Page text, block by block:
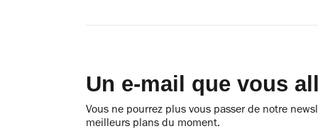
Un e-mail que vous
Vous ne pourrez plus vous passer de notre
meilleurs plans du moment.